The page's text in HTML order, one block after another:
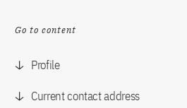
Go to content
Profile
Current contact address